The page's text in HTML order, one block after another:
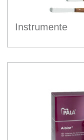
Instrumente